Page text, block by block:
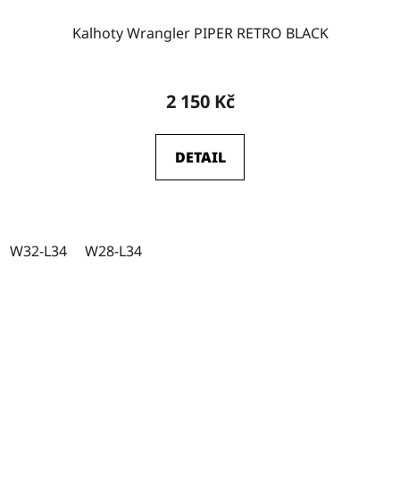
Kalhoty Wrangler PIPER RETRO BLACK
2 150 Kč
DETAIL
W32-L34 W28-L34